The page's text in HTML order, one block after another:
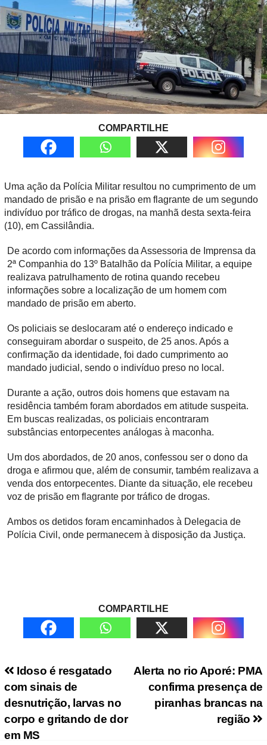
COMPARTILHE
Uma ação da Polícia Militar resultou no cumprimento de um
mandado de prisão e na prisão em flagrante de um segundo
indivíduo por tráfico de drogas, na manhã desta sexta-feira
(10), em Cassilândia.
De acordo com informações da Assessoria de Imprensa da
2ª Companhia do 13º Batalhão da Polícia Militar, a equipe
realizava patrulhamento de rotina quando recebeu
informações sobre a localização de um homem com
mandado de prisão em aberto.
Os policiais se deslocaram até o endereço indicado e
conseguiram abordar o suspeito, de 25 anos. Após a
confirmação da identidade, foi dado cumprimento ao
mandado judicial, sendo o indivíduo preso no local.
Durante a ação, outros dois homens que estavam na
residência também foram abordados em atitude suspeita.
Em buscas realizadas, os policiais encontraram
substâncias entorpecentes análogas à maconha.
Um dos abordados, de 20 anos, confessou ser o dono da
droga e afirmou que, além de consumir, também realizava a
venda dos entorpecentes. Diante da situação, ele recebeu
voz de prisão em flagrante por tráfico de drogas.
Ambos os detidos foram encaminhados à Delegacia de
Polícia Civil, onde permanecem à disposição da Justiça.
COMPARTILHE
Navegação de PostAlerta no rio Aporé: PMA
confirma presença de
piranhas brancas na
região
Idoso é resgatado
com sinais de
desnutrição, larvas no
corpo e gritando de dor
em MS